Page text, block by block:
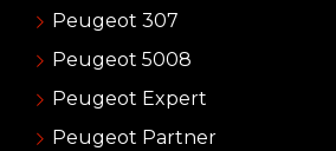
Peugeot 307
Peugeot 5008
Peugeot Expert
Peugeot Partner